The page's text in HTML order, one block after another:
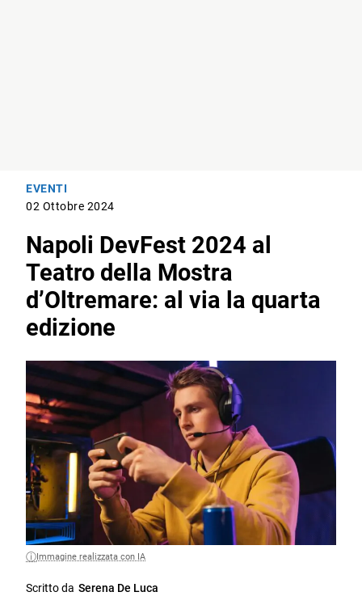
EVENTI
02 Ottobre 2024
Napoli DevFest 2024 al
Teatro della Mostra
d’Oltremare: al via la quarta
edizione
Immagine realizzata con IA
Scritto da Serena De Luca